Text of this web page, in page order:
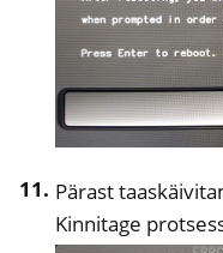
Pärast
Kinnitage